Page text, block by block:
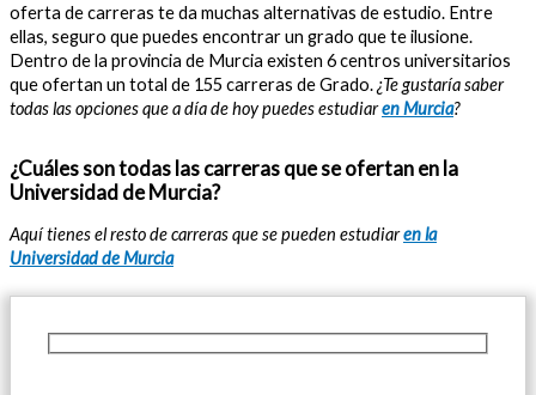
oferta de carreras te da muchas alternativas de estudio. Entre
ellas, seguro que puedes encontrar un grado que te ilusione.
Dentro de la provincia de Murcia existen 6 centros universitarios
que ofertan un total de 155 carreras de Grado.¿Te gustaría saber
todas las opciones que a día de hoy puedes estudiaren Murcia?
¿Cuáles son todas las carreras que se ofertan en la
Universidad de Murcia?
Aquí tienes el resto de carreras que se pueden estudiaren la
Universidad de Murcia